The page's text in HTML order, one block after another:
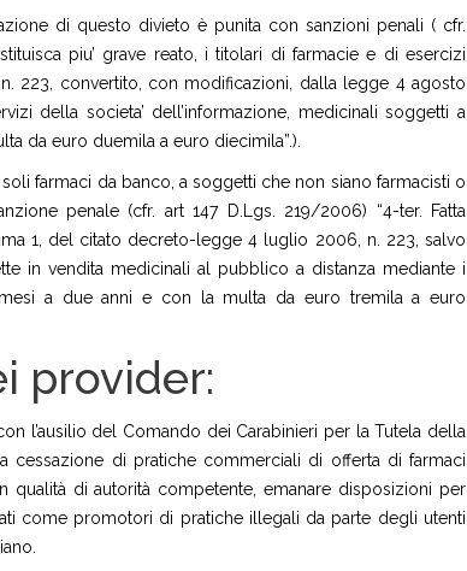
di questo divieto è punita con sanzioni penali ( cfr.
piu’ grave reato, i titolari di farmacie e di esercizi
223, convertito, con modificazioni, dalla legge 4 agosto
della societa’ dell’informazione, medicinali soggetti a
da euro duemila a euro diecimila”.).
farmaci da banco, a soggetti che non siano farmacisti o
penale (cfr. art 147 D.Lgs. 219/2006) “4-ter. Fatta
1, del citato decreto-legge 4 luglio 2006, n. 223, salvo
in vendita medicinali al pubblico a distanza mediante i
a due anni e con la multa da euro tremila a euro
provider:
l’ausilio del Comando dei Carabinieri per la Tutela della
cessazione di pratiche commerciali di offerta di farmaci
qualità di autorità competente, emanare disposizioni per
come promotori di pratiche illegali da parte degli utenti